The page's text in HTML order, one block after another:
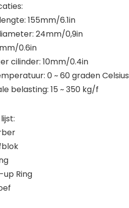
155mm/6.1in
24mm/0,9in
0.6in
cilinder: 10mm/0.4in
0 ~ 60 graden
belasting: 15 ~ 350 kg/f
Ring